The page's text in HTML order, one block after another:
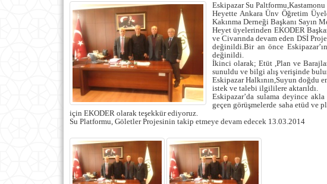
Eskipazar Su
Heyette Ankara Ünv Öğretim
Kakınma Derneği Başkanı Sayın
Heyet üyelerinden EKODER
ve Civarında devam eden DSİ
değinildi.Bir an önce
değinildi.
İkinci olarak; Etüt ,Plan ve
sunuldu ve bilgi alış verişinde
Eskipazar Halkının,Suyun doğdu
istek ve talebi ilgililere aktarıldı.
Eskipazar’da sulama deyince
geçen görüşmelerde saha etüd ve
için EKODER olarak teşekkür ediyoruz.
Su Platformu, Göletler Projesinin takip etmeye devam edecek 13.03.2014